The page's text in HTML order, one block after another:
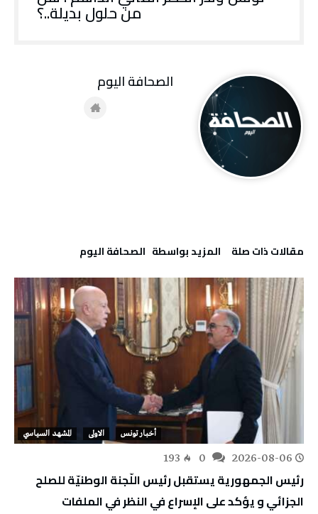
من حلول بديلة..؟
‫مقالات ذات صلة‬ ‫‫المزيد بواسطة‬ ‬ ‭ ‬الصحافة‭ ‬اليوم
أخبار تونس الاولى المشهد السياسي
2026-08-06
193
رئيس الجمهورية يستقبل رئيس اللّجنة الوطنيّة للصلح
الجزائي و يؤكد على الإسراع في النظر في الملفات